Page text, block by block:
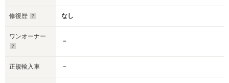
修復歴 なし
ワンオーナー
－
正規輸入車 －